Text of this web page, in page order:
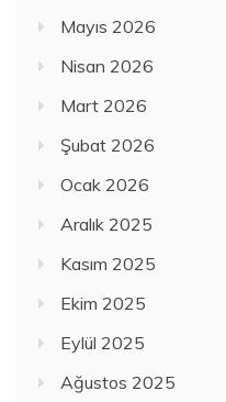
Mayıs 2026
Nisan 2026
Mart 2026
Şubat 2026
Ocak 2026
Aralık 2025
Kasım 2025
Ekim 2025
Eylül 2025
Ağustos 2025